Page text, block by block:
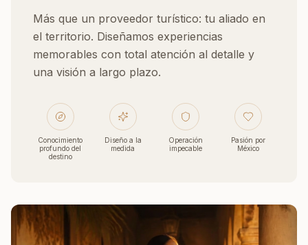
Más que un proveedor turístico: tu aliado en
el territorio. Diseñamos experiencias
memorables con total atención al detalle y
una visión a largo plazo.
Conocimiento
profundo del
destino
Diseño a la
medida
Operación
impecable
Pasión por
México